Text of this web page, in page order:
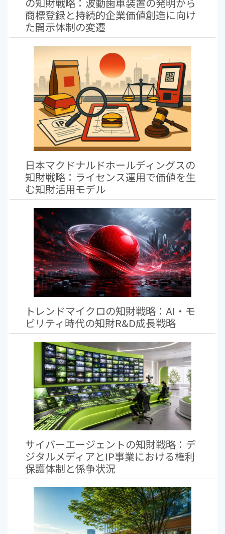
の知財戦略：波動歯車装置の発明から
商標登録と持続的企業価値創造に向け
た開示体制の変遷
日本マクドナルドホールディングスの
知財戦略：ライセンス運用で価値を生
む知財活用モデル
トレンドマイクロの知財戦略：AI・モ
ビリティ時代の知財R&D成長戦略
サイバーエージェントの知財戦略：デ
ジタルメディアとIP事業における権利
保護体制と係争状況